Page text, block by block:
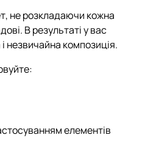
не розкладаючи кожна
В результаті у вас
незвичайна композиція.
елементів